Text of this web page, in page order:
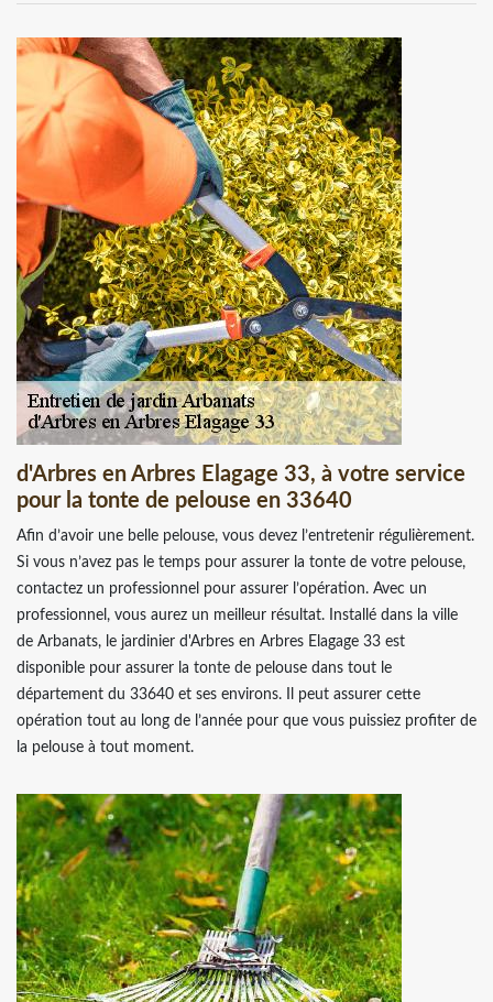
d'Arbres en Arbres Elagage 33, à votre service
pour la tonte de pelouse en 33640
Afin d’avoir une belle pelouse, vous devez l’entretenir régulièrement.
Si vous n’avez pas le temps pour assurer la tonte de votre pelouse,
contactez un professionnel pour assurer l’opération. Avec un
professionnel, vous aurez un meilleur résultat. Installé dans la ville
de Arbanats, le jardinier d'Arbres en Arbres Elagage 33 est
disponible pour assurer la tonte de pelouse dans tout le
département du 33640 et ses environs. Il peut assurer cette
opération tout au long de l’année pour que vous puissiez profiter de
la pelouse à tout moment.